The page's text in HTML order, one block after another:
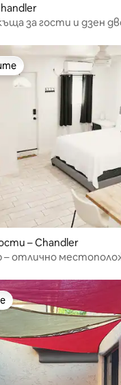
за гости и дзен
на гостите
– Chandler
– отлично